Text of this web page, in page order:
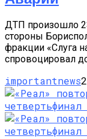
ДТП произошло
стороны
фракции «Слуга
спровоцировал
importantnews